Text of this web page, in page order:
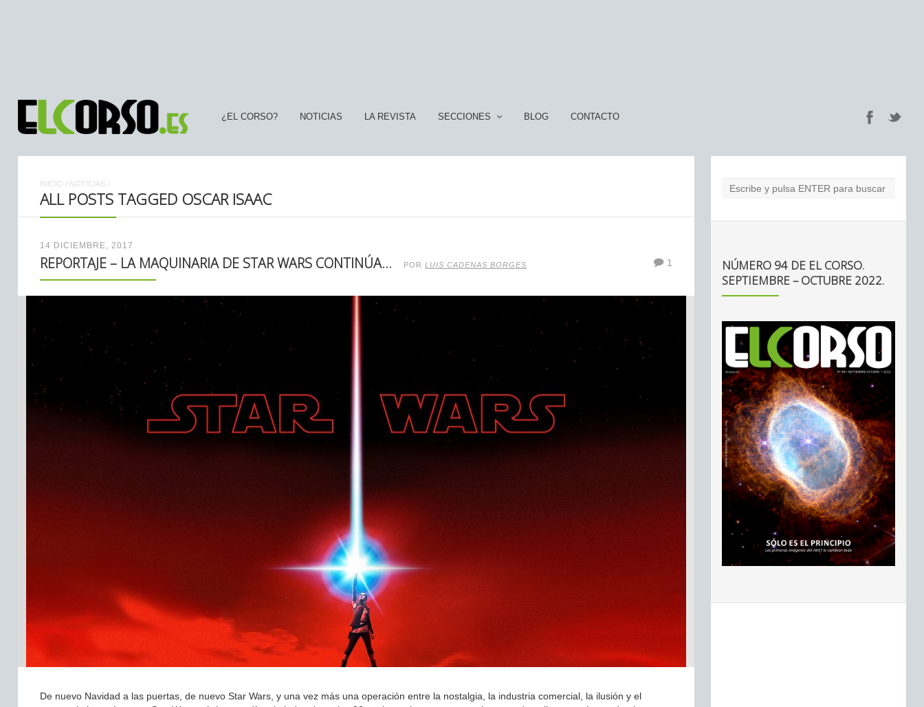
¿EL CORSO? NOTICIAS LA REVISTA SECCIONES BLOG CONTACTO
INICIO / NOTICIAS /
ALL POSTS TAGGED OSCAR ISAAC
14 DICIEMBRE, 2017
REPORTAJE – LA MAQUINARIA DE STAR WARS CONTINÚA… PORLUIS CADENAS BORGES 1
De nuevo Navidad a las puertas, de nuevo Star Wars, y una vez más una operación entre la nostalgia, la industria comercial, la ilusión y el
NÚMERO 94 DE EL CORSO.
SEPTIEMBRE – OCTUBRE 2022.